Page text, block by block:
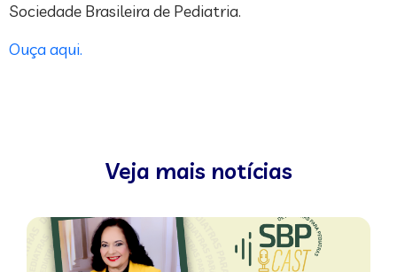
Sociedade Brasileira de Pediatria.
Ouça aqui.
Veja mais notícias